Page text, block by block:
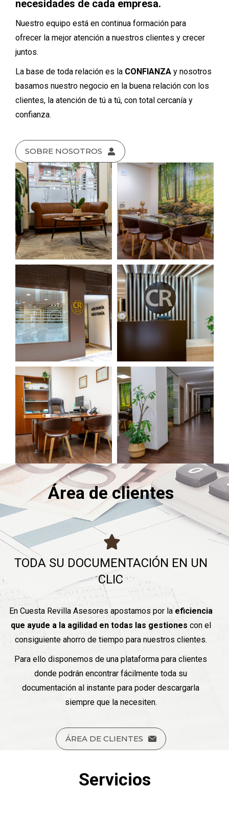
necesidades de cada empresa.
Nuestro equipo está en continua formación para
ofrecer la mejor atención a nuestros clientes y crecer
juntos.
La base de toda relación es la CONFIANZA y nosotros
basamos nuestro negocio en la buena relación con los
clientes, la atención de tú a tú, con total cercanía y
confianza.
SOBRE NOSOTROS
Área de clientes
TODA SU DOCUMENTACIÓN EN UN
CLIC
En Cuesta Revilla Asesores apostamos por la eficiencia
que ayude a la agilidad en todas las gestiones con el
consiguiente ahorro de tiempo para nuestros clientes.
Para ello disponemos de una plataforma para clientes
donde podrán encontrar fácilmente toda su
documentación al instante para poder descargarla
siempre que la necesiten.
ÁREA DE CLIENTES
Servicios